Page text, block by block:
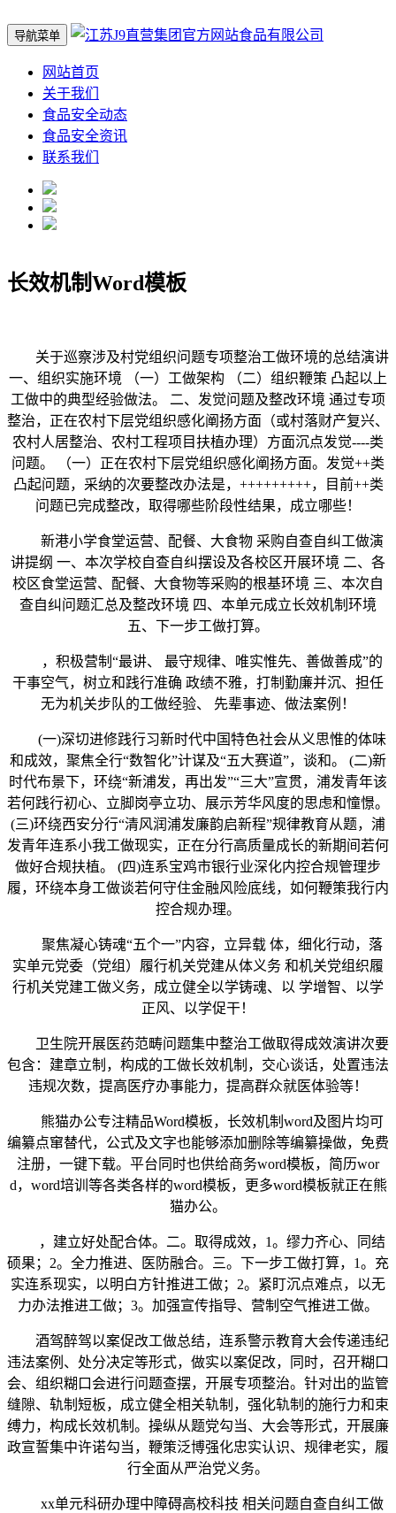
导航菜单
网站首页
关于我们
食品安全动态
食品安全资讯
联系我们
长效机制Word模板
关于巡察涉及村党组织问题专项整治工做环境的总结演讲
一、组织实施环境 （一）工做架构 （二）组织鞭策 凸起以上
工做中的典型经验做法。 二、发觉问题及整改环境 通过专项
整治，正在农村下层党组织感化阐扬方面（或村落财产复兴、
农村人居整治、农村工程项目扶植办理）方面沉点发觉----类
问题。 （一）正在农村下层党组织感化阐扬方面。发觉++类
凸起问题，采纳的次要整改办法是，+++++++++，目前++类
问题已完成整改，取得哪些阶段性结果，成立哪些！
新港小学食堂运营、配餐、大食物 采购自查自纠工做演
讲提纲 一、本次学校自查自纠摆设及各校区开展环境 二、各
校区食堂运营、配餐、大食物等采购的根基环境 三、本次自
查自纠问题汇总及整改环境 四、本单元成立长效机制环境
五、下一步工做打算。
，积极营制“最讲、 最守规律、唯实惟先、善做善成”的
干事空气，树立和践行准确 政绩不雅，打制勤廉并沉、担任
无为机关步队的工做经验、 先辈事迹、做法案例！
(一)深切进修践行习新时代中国特色社会从义思惟的体味
和成效，聚焦全行“数智化”计谋及“五大赛道”，谈和。 (二)新
时代布景下，环绕“新浦发，再出发”“三大”宣贯，浦发青年该
若何践行初心、立脚岗亭立功、展示芳华风度的思虑和憧憬。
(三)环绕西安分行“清风润浦发廉韵启新程”规律教育从题，浦
发青年连系小我工做现实，正在分行高质量成长的新期间若何
做好合规扶植。 (四)连系宝鸡市银行业深化内控合规管理步
履，环绕本身工做谈若何守住金融风险底线，如何鞭策我行内
控合规办理。
聚焦凝心铸魂“五个一”内容，立异载 体，细化行动，落
实单元党委（党组）履行机关党建从体义务 和机关党组织履
行机关党建工做义务，成立健全以学铸魂、以 学增智、以学
正风、以学促干！
卫生院开展医药范畴问题集中整治工做取得成效演讲次要
包含：建章立制，构成的工做长效机制，交心谈话，处置违法
违规次数，提高医疗办事能力，提高群众就医体验等！
熊猫办公专注精品Word模板，长效机制word及图片均可
编纂点窜替代，公式及文字也能够添加删除等编纂操做，免费
注册，一键下载。平台同时也供给商务word模板，简历wor
d，word培训等各类各样的word模板，更多word模板就正在熊
猫办公。
，建立好处配合体。二。取得成效，1。缪力齐心、同结
硕果；2。全力推进、医防融合。三。下一步工做打算，1。充
实连系现实，以明白方针推进工做；2。紧盯沉点难点，以无
力办法推进工做；3。加强宣传指导、营制空气推进工做。
酒驾醉驾以案促改工做总结，连系警示教育大会传递违纪
违法案例、处分决定等形式，做实以案促改，同时，召开糊口
会、组织糊口会进行问题查摆，开展专项整治。针对出的监管
缝隙、轨制短板，成立健全相关轨制，强化轨制的施行力和束
缚力，构成长效机制。操纵从题党勾当、大会等形式，开展廉
政宣誓集中许诺勾当，鞭策泛博强化忠实认识、规律老实，履
行全面从严治党义务。
xx单元科研办理中障碍高校科技 相关问题自查自纠工做